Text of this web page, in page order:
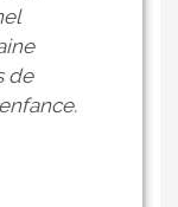
de